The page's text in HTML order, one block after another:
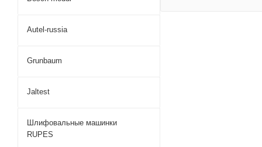
Autel-russia
Grunbaum
Jaltest
Шлифовальные машинки
RUPES